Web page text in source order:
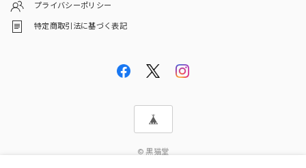
プライバシーポリシー
特定商取引法に基づく表記
© 黒猫堂